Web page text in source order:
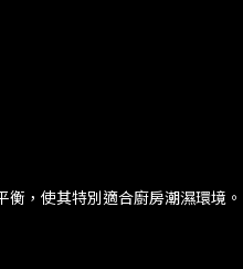
，使其特別適合廚房潮濕環境。